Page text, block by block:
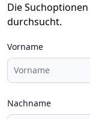
Die
durchsucht.
Vorname
Nachname